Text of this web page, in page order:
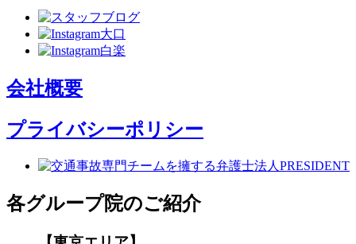
会社概要
プライバシーポリシー
各グループ院のご紹介